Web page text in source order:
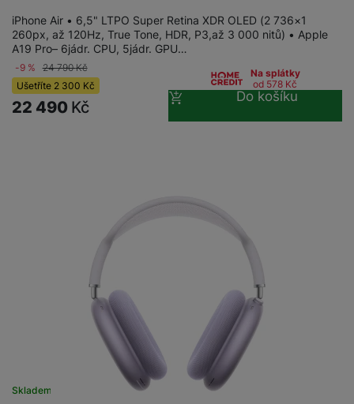
iPhone Air • 6,5" LTPO Super Retina XDR OLED (2 736×1
260px, až 120Hz, True Tone, HDR, P3,až 3 000 nitů) • Apple
A19 Pro– 6jádr. CPU, 5jádr. GPU…
-9 % 24 790Kč
Ušetříte 2 300 Kč
22 490 Kč
Na splátky
od 578 Kč
Do košíku
Skladem